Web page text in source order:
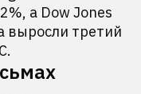
а Dow Jones
выросли третий